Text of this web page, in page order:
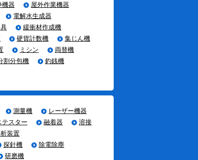
機器
屋外作業機器
電解水生成器
緩衝材作成機
硬貨計数機
集じん機
ミシン
両替機
割分包機
釣銭機
測量機
レーザー機器
テスター 融着器
溶接
装置
探針機
除電除塵
研磨機